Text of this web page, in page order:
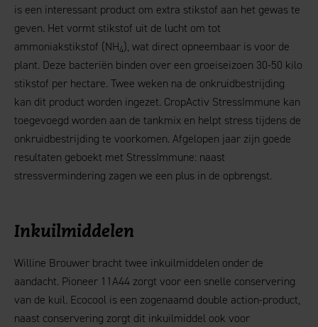
is een interessant product om extra stikstof aan het gewas te
geven. Het vormt stikstof uit de lucht om tot
ammoniakstikstof (NH4), wat direct opneembaar is voor de
plant. Deze bacteriën binden over een groeiseizoen 30-50 kilo
stikstof per hectare. Twee weken na de onkruidbestrijding
kan dit product worden ingezet. CropActiv StressImmune kan
toegevoegd worden aan de tankmix en helpt stress tijdens de
onkruidbestrijding te voorkomen. Afgelopen jaar zijn goede
resultaten geboekt met StressImmune: naast
stressvermindering zagen we een plus in de opbrengst.
Inkuilmiddelen
Willine Brouwer bracht twee inkuilmiddelen onder de
aandacht. Pioneer 11A44 zorgt voor een snelle conservering
van de kuil. Ecocool is een zogenaamd double action-product,
naast conservering zorgt dit inkuilmiddel ook voor